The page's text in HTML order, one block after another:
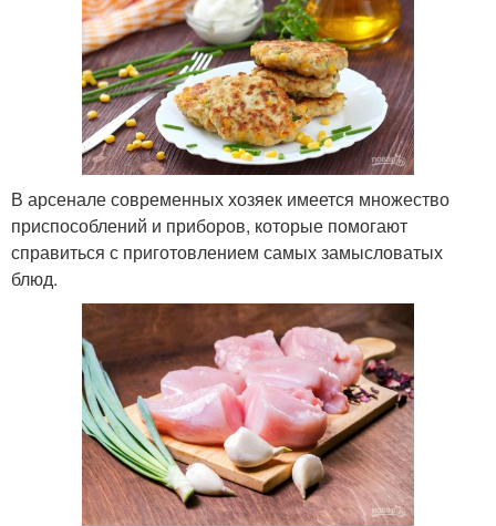
В арсенале современных хозяек имеется множество
приспособлений и приборов, которые помогают
справиться с приготовлением самых замысловатых
блюд.